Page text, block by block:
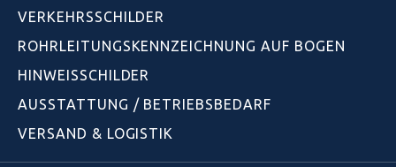
VERKEHRSSCHILDER
ROHRLEITUNGSKENNZEICHNUNG AUF BOGEN
HINWEISSCHILDER
AUSSTATTUNG / BETRIEBSBEDARF
VERSAND & LOGISTIK